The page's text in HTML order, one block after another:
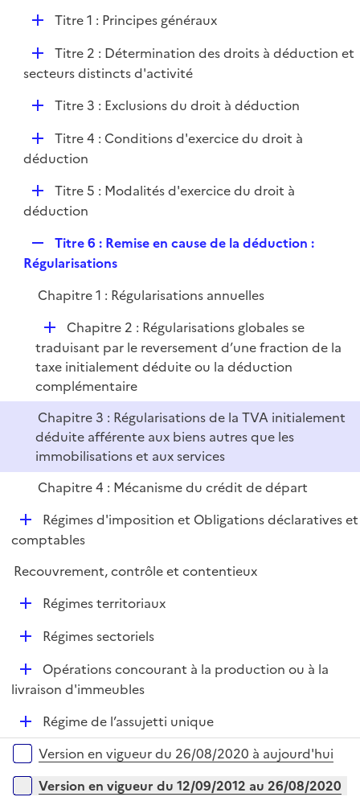
e
l
i
e
r
p
l
i
e
r
D
l
Titre 1 : Principes généraux
D
é
r
Titre 2 : Détermination des droits à déduction et
secteurs distincts d'activité
D
l
r
Titre 3 : Exclusions du droit à déduction
D
é
i
Titre 4 : Conditions d'exercice du droit à
déduction
D
é
i
e
r
Titre 5 : Modalités d'exercice du droit à
déduction
e
l
i
e
r
Titre 6 : Remise en cause de la déduction :
Régularisations
Chapitre 1 : Régularisations annuelles
D
é
p
l
i
e
r
Chapitre 2 : Régularisations globales se
traduisant par le reversement d’une fraction de la
taxe initialement déduite ou la déduction
complémentaire
Chapitre 3 : Régularisations de la TVA initialement
déduite afférente aux biens autres que les
immobilisations et aux services
Chapitre 4 : Mécanisme du crédit de départ
D
é
l
Régimes d'imposition et Obligations déclaratives et
comptables
Recouvrement, contrôle et contentieux
D
e
Régimes territoriaux
D
l
r
Régimes sectoriels
D
é
e
r
Opérations concourant à la production ou à la
livraison d'immeubles
D
é
p
Régime de l’assujetti unique
Versions sur la période
Version en vigueur du 26/08/2020 à aujourd'hui
Version en vigueur du 12/09/2012 au 26/08/2020